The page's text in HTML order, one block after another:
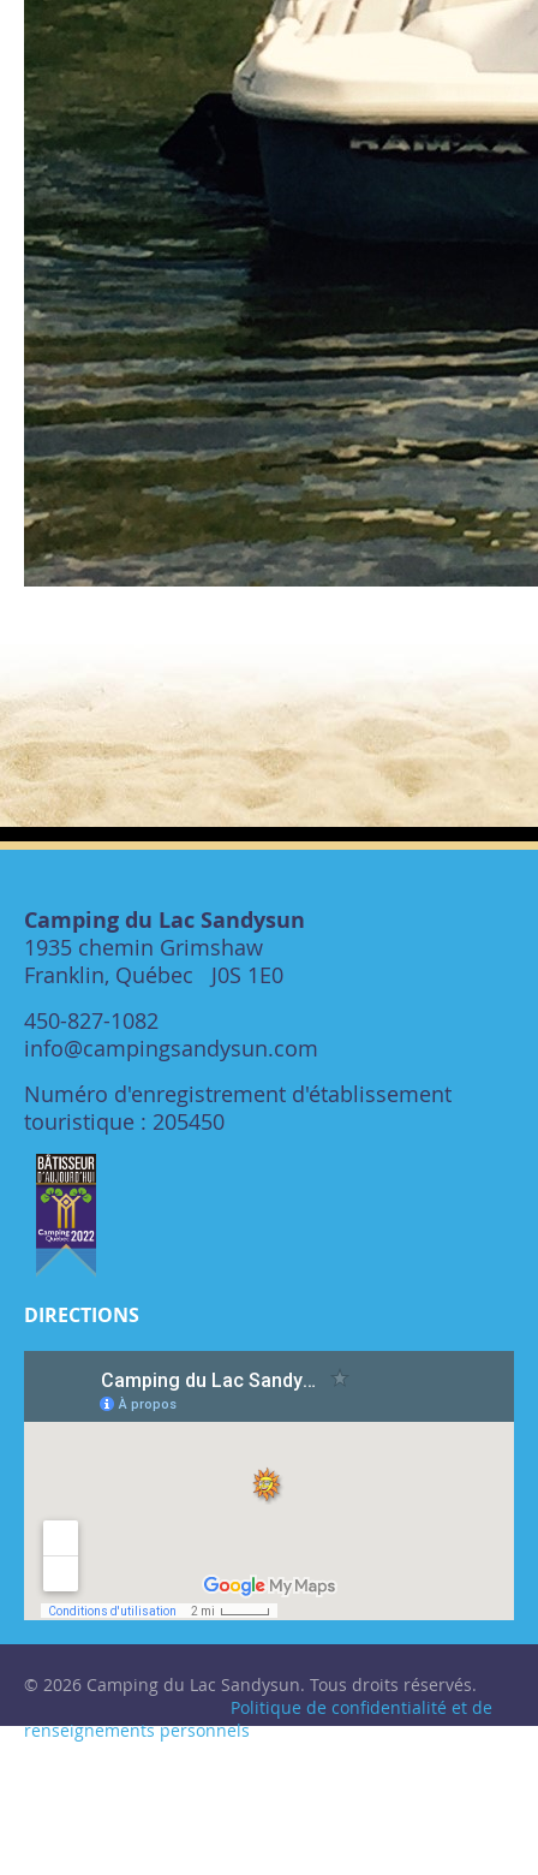
Camping du Lac Sandysun
1935 chemin Grimshaw
Franklin, Québec J0S 1E0
450-827-1082
info@campingsandysun.com
Numéro d'enregistrement d'établissement
touristique : 205450
DIRECTIONS
© 2026 Camping du Lac Sandysun. Tous droits réservés.
Politique de confidentialité et de
renseignements personnels